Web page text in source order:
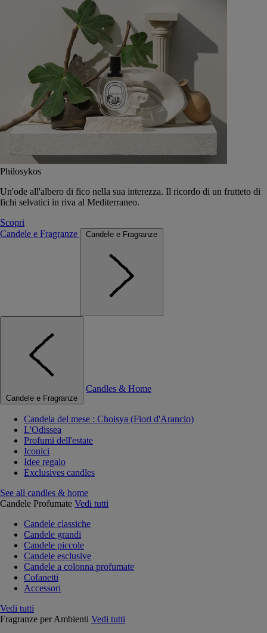
Philosykos
Un'ode all'albero di fico nella sua interezza. Il ricordo di un frutteto di
fichi selvatici in riva al Mediterraneo.
Scopri
Candele e Fragranze
Candele e Fragranze
Candele e Fragranze
Candles & Home
Candela del mese : Choisya (Fiori d'Arancio)
L'Odissea
Profumi dell'estate
Iconici
Idee regalo
Exclusives candles
See all candles & home
Candele Profumate Vedi tutti
Candele classiche
Candele grandi
Candele piccole
Candele esclusive
Candele a colonna profumate
Cofanetti
Accessori
Vedi tutti
Fragranze per Ambienti Vedi tutti